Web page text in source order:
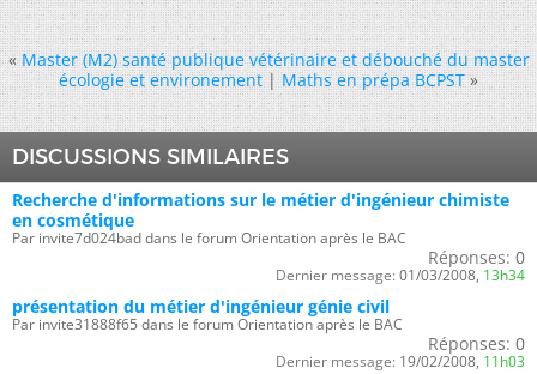
« Master (M2) santé publique vétérinaire et débouché du master
écologie et environement|Maths en prépa BCPST »
DISCUSSIONS SIMILAIRES
Recherche d'informations sur le métier d'ingénieur chimiste
en cosmétique
Par invite7d024bad dans le forum Orientation après le BAC
Réponses: 0
Dernier message: 01/03/2008, 13h34
présentation du métier d'ingénieur génie civil
Par invite31888f65 dans le forum Orientation après le BAC
Réponses: 0
Dernier message: 19/02/2008, 11h03